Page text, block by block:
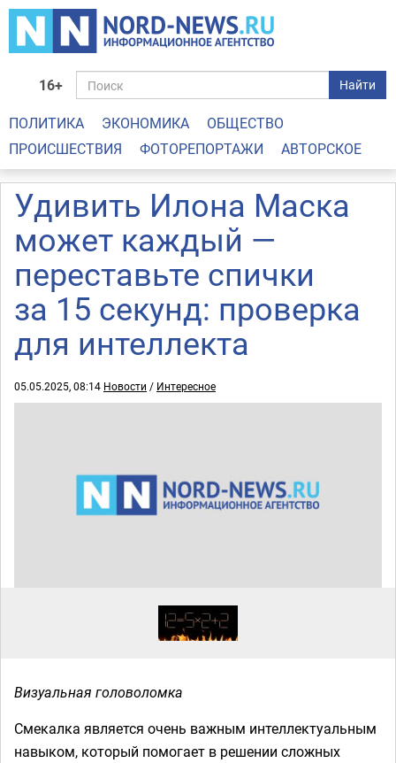
16+ Найти
ПОЛИТИКА ЭКОНОМИКА
ОБЩЕСТВО
ПРОИСШЕСТВИЯ
ФОТОРЕПОРТАЖИ АВТОРСКОЕ
Удивить Илона Маска
может каждый —
переставьте спички
за 15 секунд: проверка
для интеллекта
05.05.2025, 08:14 Новости / Интересное
Визуальная головоломка
Смекалка является очень важным интеллектуальным
навыком, который помогает в решении сложных